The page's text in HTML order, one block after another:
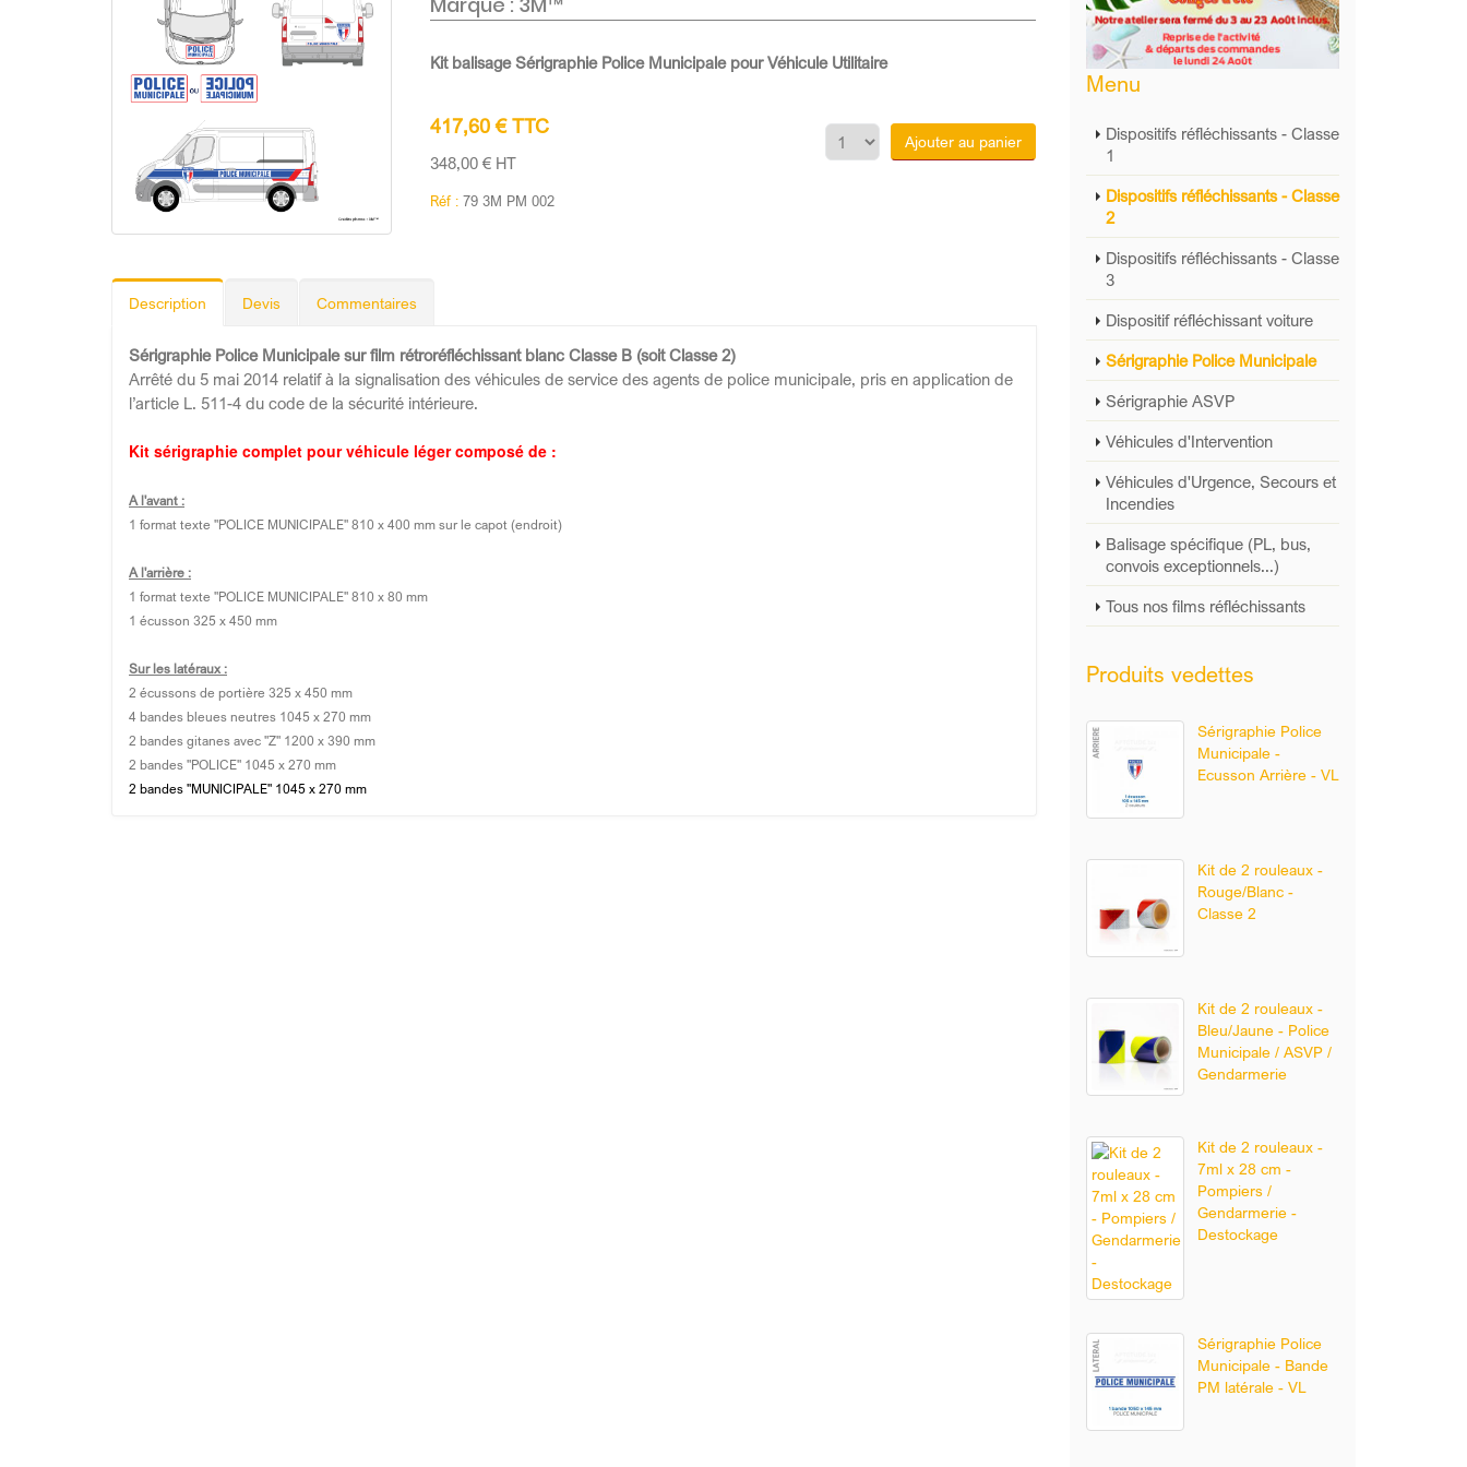
Kit balisage Sérigraphie Police Municipale pour Véhicule Utilitaire
417,60 € TTC
348,00 € HT
Réf :79 3M PM 002
Ajouter au panier
Description Devis Commentaires
Sérigraphie Police Municipale sur film rétroréfléchissant blanc Classe B (soit Classe 2)
Arrêté du 5 mai 2014 relatif à la signalisation des véhicules de service des agents de police municipale, pris en application de
l’article L. 511-4 du code de la sécurité intérieure.
Kit sérigraphie complet pour véhicule léger composé de :
A l'avant :
1 format texte "POLICE MUNICIPALE" 810 x 400 mm sur le capot (endroit)
A l'arrière :
1 format texte "POLICE MUNICIPALE" 810 x 80 mm
1 écusson 325 x 450 mm
Sur les latéraux :
2 écussons de portière 325 x 450 mm
4 bandes bleues neutres 1045 x 270 mm
2 bandes gitanes avec "Z" 1200 x 390 mm
2 bandes "POLICE" 1045 x 270 mm
2 bandes "MUNICIPALE" 1045 x 270 mm
Menu
Dispositifs réfléchissants - Classe
1
Dispositifs réfléchissants - Classe
2
Dispositifs réfléchissants - Classe
3
Dispositif réfléchissant voiture
Sérigraphie Police Municipale
Sérigraphie ASVP
Véhicules d'Intervention
Véhicules d'Urgence, Secours et
Incendies
Balisage spécifique (PL, bus,
convois exceptionnels...)
Tous nos films réfléchissants
Produits vedettes
Sérigraphie Police
Municipale -
Ecusson Arrière - VL
Kit de 2 rouleaux -
Rouge/Blanc -
Classe 2
Kit de 2 rouleaux -
Bleu/Jaune - Police
Municipale / ASVP /
Gendarmerie
Kit de 2 rouleaux -
7ml x 28 cm -
Pompiers /
Gendarmerie -
Destockage
Sérigraphie Police
Municipale - Bande
PM latérale - VL